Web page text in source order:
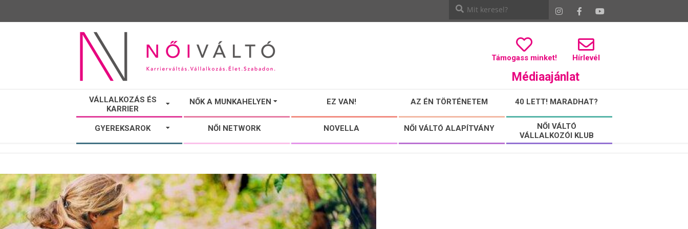
NŐI
VÁLTÓ
Támogass minket! Hírlevél
Médiaajánlat
VÁLLALKOZÁS ÉS
KARRIER
NŐK A MUNKAHELYEN EZ VAN! AZ ÉN TÖRTÉNETEM 40 LETT! MARADHAT?
GYEREKSAROK NŐI NETWORK NOVELLA NŐI VÁLTÓ ALAPÍTVÁNY
NŐI VÁLTÓ
VÁLLALKOZÓI KLUB